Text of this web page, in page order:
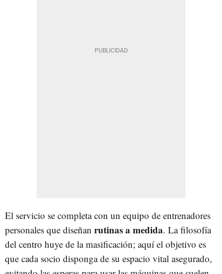
El servicio se completa con un equipo de entrenadores
personales que diseñan rutinas a medida. La filosofía
del centro huye de la masificación; aquí el objetivo es
que cada socio disponga de su espacio vital asegurado,